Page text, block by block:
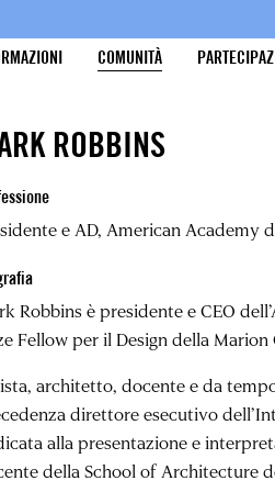
COMUNITÀ
ROBBINS
e AD, American Academy
Robbins è presidente e CEO
Fellow per il Design della
architetto, docente e da
direttore esecutivo
alla presentazione e
della School of Architecture